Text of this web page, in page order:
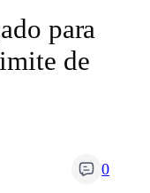
para
de
0